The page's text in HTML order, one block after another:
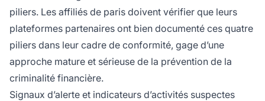
piliers. Les affiliés de paris doivent vérifier que leurs
plateformes partenaires ont bien documenté ces quatre
piliers dans leur cadre de conformité, gage d’une
approche mature et sérieuse de la prévention de la
criminalité financière.
Signaux d’alerte et indicateurs d’activités suspectes